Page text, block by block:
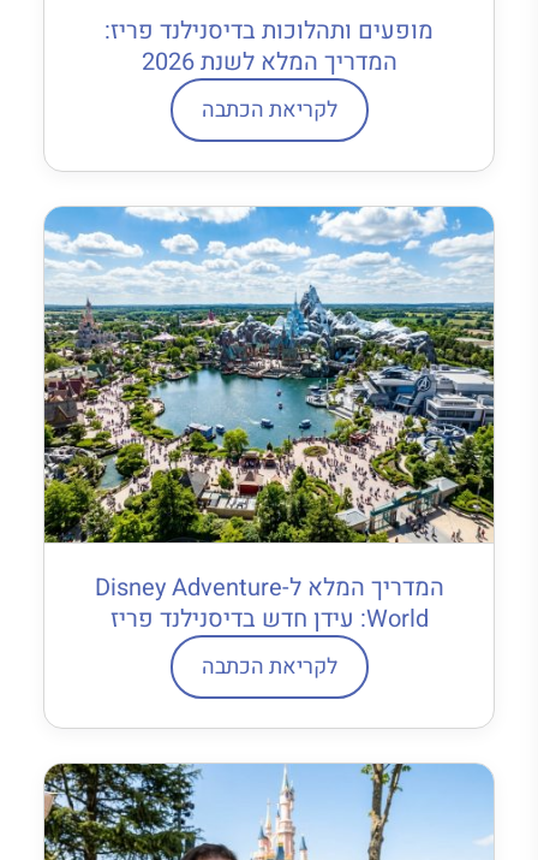
מופעים ותהלוכות בדיסנילנד פריז:
המדריך המלא לשנת 2026
לקריאת הכתבה
המדריך המלא ל-Disney Adventure
World: עידן חדש בדיסנילנד פריז
לקריאת הכתבה